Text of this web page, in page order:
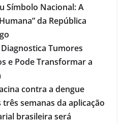
Símbolo Nacional: A
da República
Tumores
e Pode Transformar a
contra a dengue
semanas da aplicação
brasileira será